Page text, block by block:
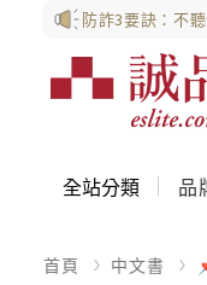
防詐3要訣：不
全站分類 品
首頁 中文書